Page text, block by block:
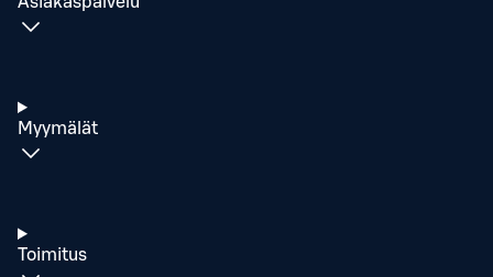
Myymälät
Toimitus